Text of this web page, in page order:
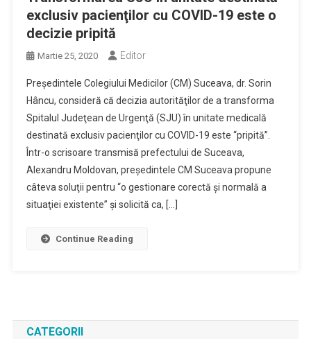
exclusiv pacienţilor cu COVID-19 este o
decizie pripită
Martie 25, 2020 Editor
Preşedintele Colegiului Medicilor (CM) Suceava, dr. Sorin
Hâncu, consideră că decizia autorităţilor de a transforma
Spitalul Judeţean de Urgenţă (SJU) în unitate medicală
destinată exclusiv pacienţilor cu COVID-19 este “pripită”.
Într-o scrisoare transmisă prefectului de Suceava,
Alexandru Moldovan, preşedintele CM Suceava propune
câteva soluţii pentru “o gestionare corectă şi normală a
situaţiei existente” şi solicită ca, […]
Continue Reading
CATEGORII